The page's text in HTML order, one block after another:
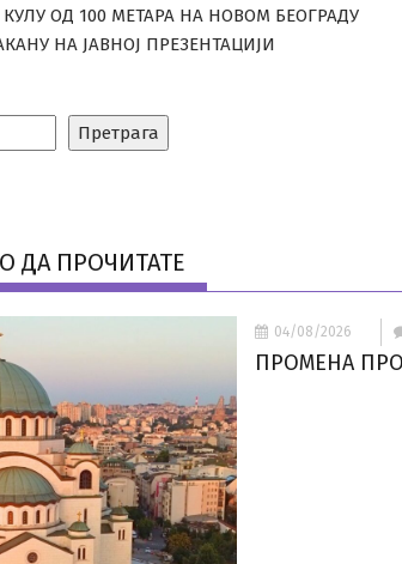
ОД 100 МЕТАРА НА НОВОМ БЕОГРАДУ
НА ЈАВНОЈ ПРЕЗЕНТАЦИЈИ
Претрага
ДА ПРОЧИТАТЕ
04/08/2026
ПРОМЕНА